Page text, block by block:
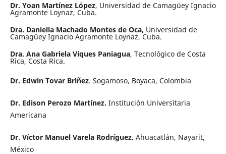
Dr. Yoan Martínez López, Universidad de Camagüey Ignacio
Agramonte Loynaz, Cuba.
Dra. Daniella Machado Montes de Oca, Universidad de
Camagüey Ignacio Agramonte Loynaz, Cuba.
Dra. Ana Gabriela Viques Paniagua, Tecnológico de Costa
Rica, Costa Rica.
Dr. Edwin Tovar Briñez. Sogamoso, Boyaca, Colombia
Dr. Edison Perozo Martínez. Institución Universitaria
Americana
Dr. Víctor Manuel Varela Rodríguez. Ahuacatlán, Nayarit,
México